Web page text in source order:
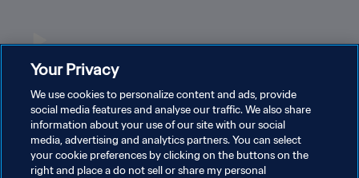
2022™ | الملخص
Your Privacy
We use cookies to personalize content and ads, provide
social media features and analyse our traffic. We also share
information about your use of our site with our social
media, advertising and analytics partners. You can select
your cookie preferences by clicking on the buttons on the
right and place a do not sell or share my personal